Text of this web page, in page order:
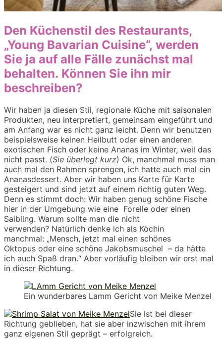
Den Küchenstil des Restaurants,
„Young Bavarian Cuisine“, werden
Sie ja auf alle Fälle zunächst mal
behalten. Können Sie ihn mir
beschreiben?
Wir haben ja diesen Stil, regionale Küche mit saisonalen
Produkten, neu interpretiert, gemeinsam eingeführt und
am Anfang war es nicht ganz leicht. Denn wir benutzen
beispielsweise keinen Heilbutt oder einen anderen
exotischen Fisch oder keine Ananas im Winter, weil das
nicht passt. (Sie überlegt kurz) Ok, manchmal muss man
auch mal den Rahmen sprengen, ich hatte auch mal ein
Ananasdessert. Aber wir haben uns Karte für Karte
gesteigert und sind jetzt auf einem richtig guten Weg.
Denn es stimmt doch: Wir haben genug schöne Fische
hier in der Umgebung wie eine Forelle oder einen
Saibling. Warum sollte man die nicht
verwenden? Natürlich denke ich als Köchin
manchmal: „Mensch, jetzt mal einen schönes
Oktopus oder eine schöne Jakobsmuschel – da hätte
ich auch Spaß dran.“ Aber vorläufig bleiben wir erst mal
in dieser Richtung.
Ein wunderbares Lamm Gericht von Meike Menzel
Sie ist bei dieser
Richtung geblieben, hat sie aber inzwischen mit ihrem
ganz eigenen Stil geprägt – erfolgreich.